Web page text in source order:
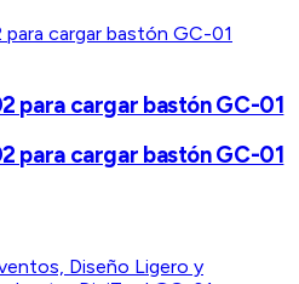
para cargar bastón GC-01
para cargar bastón GC-01